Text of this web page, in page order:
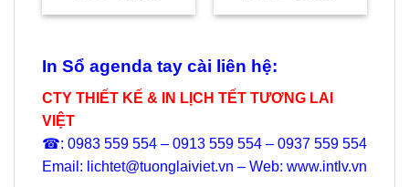
là:
tại
là:
tại
In Sổ agenda tay cài liên hệ:
CTY THIẾT KẾ & IN LỊCH TẾT TƯƠNG LAI
VIỆT
☎: 0983 559 554 – 0913 559 554 – 0937 559 554
Email: lichtet@tuonglaiviet.vn – Web: www.intlv.vn